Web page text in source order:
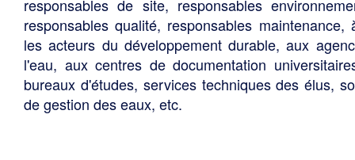
responsables de site, responsables
responsables qualité, responsables maintenance,
les acteurs du développement durable, aux
l'eau, aux centres de documentation
bureaux d'études, services techniques des élus,
de gestion des eaux, etc.